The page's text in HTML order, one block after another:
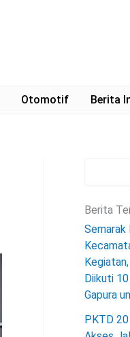
Otomotif Berita
Berita
Semarak
Diikuti
Gapura
PKTD